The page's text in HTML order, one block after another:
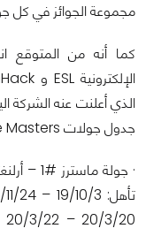
مجموعة الجوائز في كل
الذي أعلنت عنه الشركة
جدول جولات Hearthstone Masters في 2020 :